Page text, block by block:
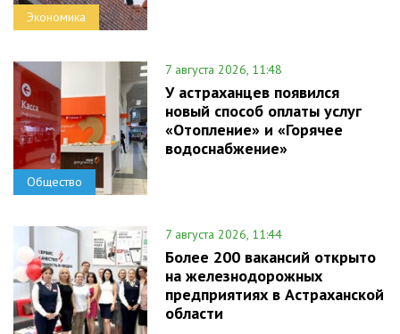
Экономика
Общество
7 августа 2026, 11:48
У астраханцев появился
новый способ оплаты услуг
«Отопление» и «Горячее
водоснабжение»
7 августа 2026, 11:44
Более 200 вакансий открыто
на железнодорожных
предприятиях в Астраханской
области